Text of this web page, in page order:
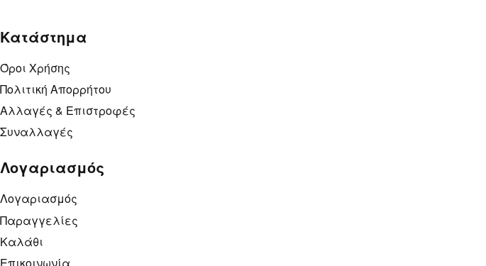
Κατάστημα
Όροι Χρήσης
Πολιτική Απορρήτου
Αλλαγές & Επιστροφές
Συναλλαγές
Λογαριασμός
Λογαριασμός
Παραγγελίες
Καλάθι